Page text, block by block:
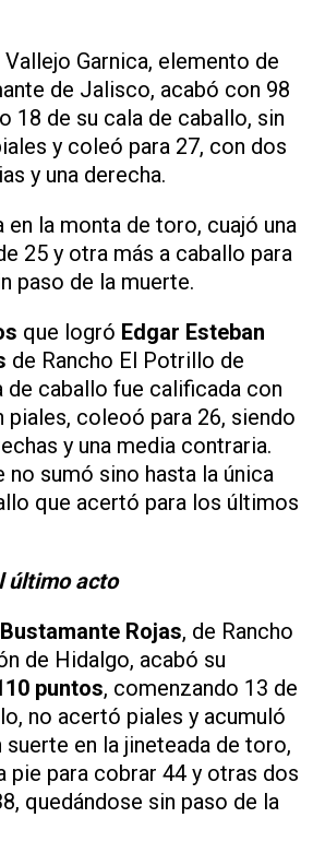
Garnica, elemento de
de Jalisco, acabó con 98
18 de su cala de caballo, sin
y coleó para 27, con dos
y una derecha.
la monta de toro, cuajó una
25 y otra más a caballo para
paso de la muerte.
que logró Edgar Esteban
de Rancho El Potrillo de
de caballo fue calificada con
piales, coleoó para 26, siendo
y una media contraria.
sumó sino hasta la única
que acertó para los últimos
último acto
Rojas, de Rancho
de Hidalgo, acabó su
puntos, comenzando 13 de
no acertó piales y acumuló
suerte en la jineteada de toro,
pie para cobrar 44 y otras dos
quedándose sin paso de la